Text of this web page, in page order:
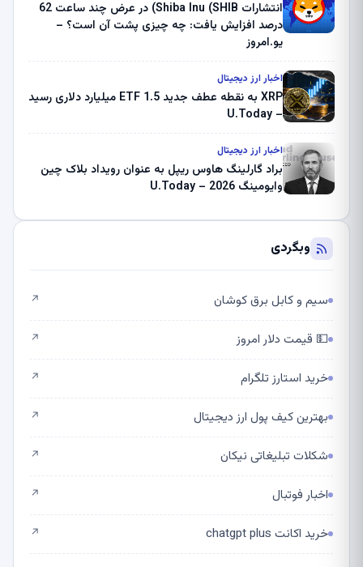
انتشارات Shiba Inu (SHIB) در عرض چند ساعت 62
درصد افزایش یافت: چه چیزی پشت آن است؟ –
یو.امروز
اخبار ارز دیجیتال
XRP به نقطه عطف جدید ETF 1.5 میلیارد دلاری رسید
– U.Today
اخبار ارز دیجیتال
براد گارلینگ هاوس ریپل به عنوان رویداد بلاک چین
وایومینگ 2026 – U.Today
وبگردی
سیم و کابل برق کوشان ↗
💵 قیمت دلار امروز ↗
خرید استارز تلگرام ↗
بهترین کیف پول ارز دیجیتال ↗
شکلات تبلیغاتی نیکان ↗
اخبار فوتبال ↗
خرید اکانت chatgpt plus ↗